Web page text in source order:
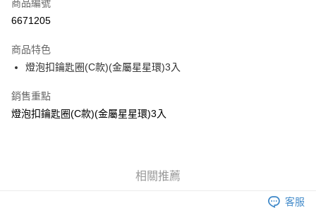
超商取貨付款
街口支付
悠遊付
商品編號
6671205
商品特色
燈泡扣鑰匙圈(C款)(金屬星星環)3入
銷售重點
燈泡扣鑰匙圈(C款)(金屬星星環)3入
相關推薦
客服